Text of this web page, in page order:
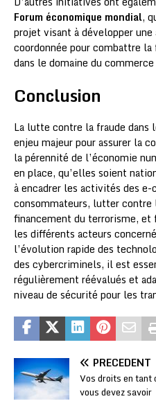
Forum économique mondial,
projet visant à développer
coordonnée pour combattre
dans le domaine du
Conclusion
La lutte contre la fraude dans
enjeu majeur pour assurer la
la pérennité de l’économie
en place, qu’elles soient
à encadrer les activités des
consommateurs, lutter
financement du terrorisme, et
les différents acteurs
l’évolution rapide des
des cybercriminels, il est
régulièrement réévalués et
niveau de sécurité pour les
PRÉCÉDENT
Vos droits en tant
vous devez savoir